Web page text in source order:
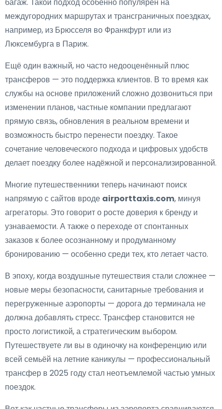
междугородних маршрутах и трансграничных поездках,
например, из Брюсселя во Франкфурт или из
Люксембурга в Париж.
Ещё один важный, но часто недооценённый плюс
трансферов — это поддержка клиентов. В то время как
службы на основе приложений сложно дозвониться при
изменении планов, частные компании предлагают
прямую связь, обновления в реальном времени и
возможность быстро перенести поездку. Такое
сочетание человеческого подхода и цифровых удобств
делает поездку более надёжной и персонализированной.
Многие путешественники теперь начинают поиск
напрямую с сайтов вроде airporttaxis.com, минуя
агрегаторы. Это говорит о росте доверия к бренду и
узнаваемости. А также о переходе от спонтанных
заказов к более осознанному и продуманному
бронированию — особенно среди тех, кто летает часто.
В эпоху, когда воздушные путешествия стали сложнее —
новые меры безопасности, санитарные требования и
перегруженные аэропорты — дорога до терминала не
должна добавлять стресс. Трансфер становится не
просто логистикой, а стратегическим выбором.
Путешествуете ли вы в одиночку на конференцию или
всей семьёй на летние каникулы — профессиональный
трансфер в 2025 году стал неотъемлемой частью умных
поездок.